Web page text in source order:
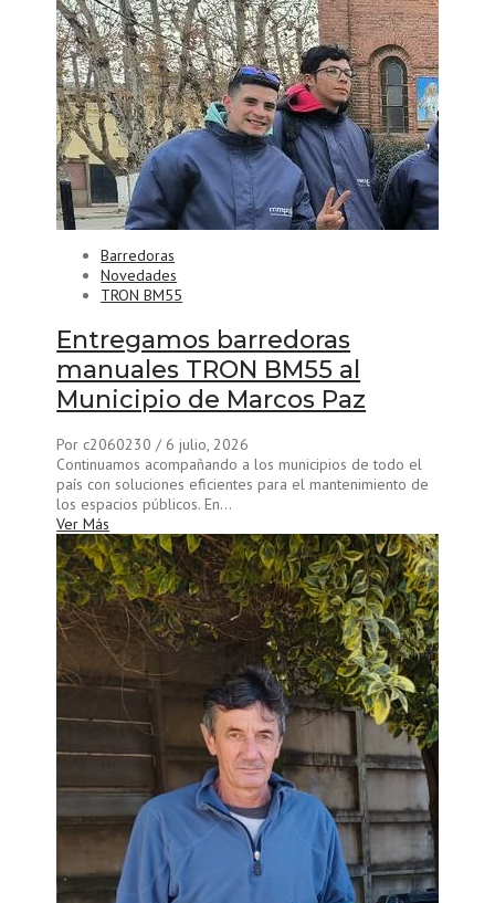
Barredoras
Novedades
TRON BM55
Entregamos barredoras
manuales TRON BM55 al
Municipio de Marcos Paz
Por c2060230 / 6 julio, 2026
Continuamos acompañando a los municipios de todo el
país con soluciones eficientes para el mantenimiento de
los espacios públicos. En...
Ver Más